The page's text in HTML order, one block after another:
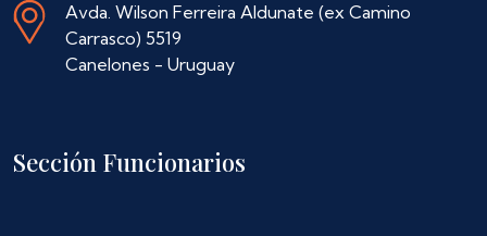
Avda. Wilson Ferreira Aldunate (ex Camino
Carrasco) 5519
Canelones - Uruguay
Sección Funcionarios